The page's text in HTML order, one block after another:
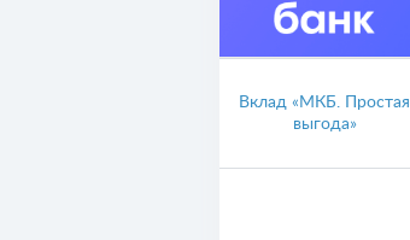
Вклад «МКБ. Простая
выгода»